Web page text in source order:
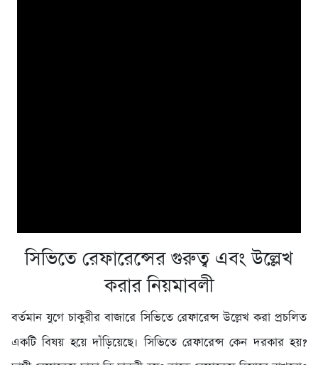
সিভিতে রেফারেন্সের গুরুত্ব এবং উল্লেখ
করার নিয়মাবলী
বর্তমান যুগে চাকুরীর বাজারে সিভিতে রেফারেন্স উল্লেখ করা প্রচলিত
একটি বিষয় হয়ে দাঁড়িয়েছে। সিভিতে রেফারেন্স কেন দরকার হয়?